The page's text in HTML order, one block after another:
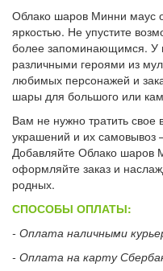
Облако шаров Минни маус
яркостью. Не упустите
более запоминающимся. У
различными героями из
любимых персонажей и
шары для большого или
Вам не нужно тратить
украшений и их
Добавляйте Облако шаров
оформляйте заказ и
родных.
СПОСОБЫ ОПЛАТЫ:
- Оплата наличными
- Оплата на карту